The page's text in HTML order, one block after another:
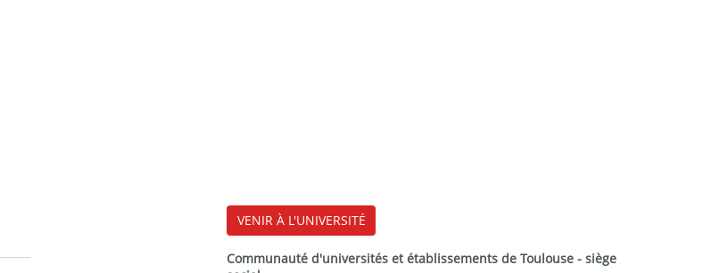
VENIR À L'UNIVERSITÉ
Communauté d'universités et établissements de Toulouse - siège